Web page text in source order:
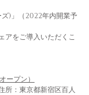
)」（2022年内開業予
をご導入いただくこ
ープン）
所：東京都新宿区百人